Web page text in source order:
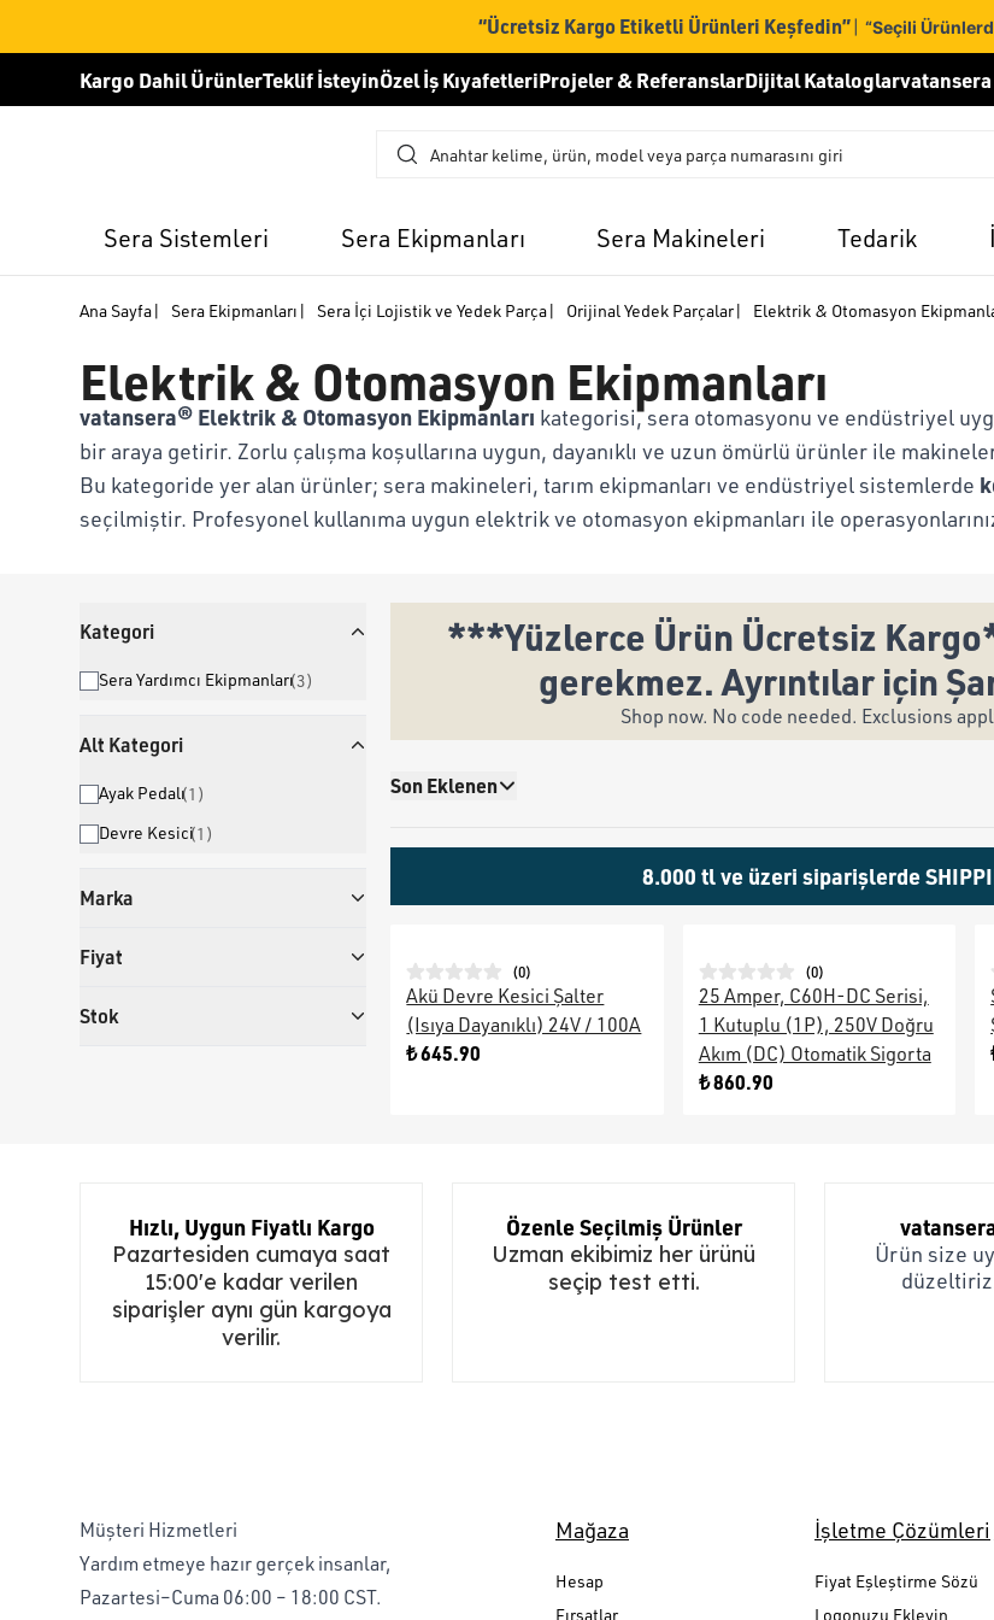
“Ücretsiz Kargo Etiketli Ürünleri Keşfedin”| “Seçili
Kargo Dahil ÜrünlerTeklif İsteyinÖzel İş KıyafetleriProjeler & ReferanslarDijital Kataloglarvatansera
Sera Sistemleri Sera Ekipmanları Sera Makineleri Tedarik
Ana Sayfa| Sera Ekipmanları | Sera İçi Lojistik ve Yedek Parça| Orijinal Yedek Parçalar| Elektrik & Otomasyon
Elektrik & Otomasyon Ekipmanları
vatansera® Elektrik & Otomasyon Ekipmanları kategorisi, sera otomasyonu ve endüstriyel
bir araya getirir. Zorlu çalışma koşullarına uygun, dayanıklı ve uzun ömürlü ürünler ile
Bu kategoride yer alan ürünler; sera makineleri, tarım ekipmanları ve endüstriyel sistemlerde
seçilmiştir. Profesyonel kullanıma uygun elektrik ve otomasyon ekipmanları ile
Kategori
Sera Yardımcı Ekipmanları(3)
Alt Kategori
Ayak Pedalı(1 )
Devre Kesici(1 )
Marka
Fiyat
Stok
***Yüzlerce Ürün Ücretsiz
gerekmez. Ayrıntılar için
Shop now. No code needed. Exclusions
Son Eklenen
8.000 tl ve üzeri siparişlerde
(0)
Akü Devre Kesici Şalter
(Isıya Dayanıklı) 24V / 100A
₺ 645.90
(0)
25 Amper, C60H-DC Serisi,
1 Kutuplu (1P), 250V Doğru
Akım (DC) Otomatik Sigorta
₺ 860.90
Hızlı, Uygun Fiyatlı Kargo
Pazartesiden cumaya saat
15:00'e kadar verilen
siparişler aynı gün kargoya
verilir.
Özenle Seçilmiş Ürünler
Uzman ekibimiz her ürünü
seçip test etti.
Ürün size
Müşteri Hizmetleri
Yardım etmeye hazır gerçek insanlar,
Pazartesi–Cuma 06:00 – 18:00 CST.
Mağaza
Hesap
Fırsatlar
İşletme Çözümleri
Fiyat Eşleştirme Sözü
Logonuzu Ekleyin